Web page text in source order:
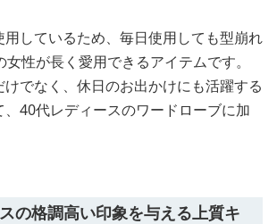
しているため、毎日使用しても型崩れ
性が長く愛用できるアイテムです。
けでなく、休日のお出かけにも活躍する
40代レディースのワードローブに加
の格調高い印象を与える上質キ